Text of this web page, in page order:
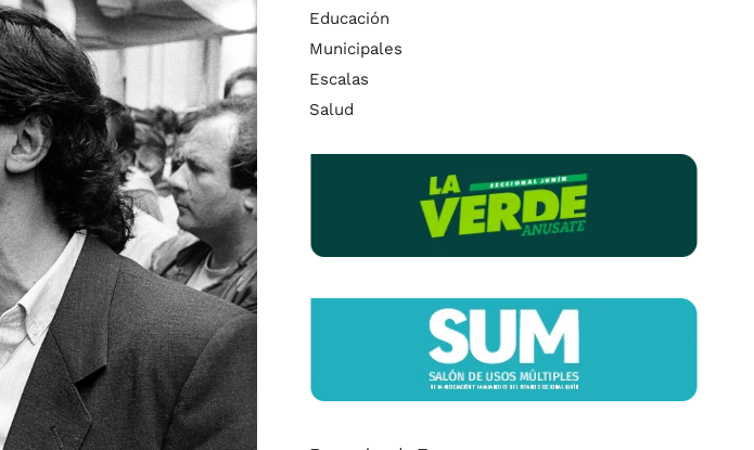
Educación
Municipales
Escalas
Salud